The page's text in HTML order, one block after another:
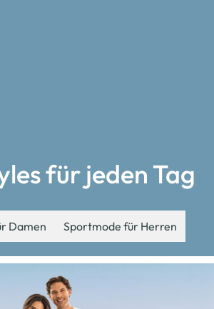
für jeden Tag
Damen Sportmode für Herren